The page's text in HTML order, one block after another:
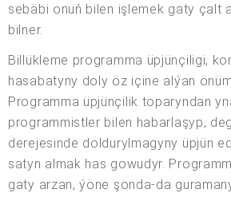
sebäbi onuň bilen işlemek gaty çalt
bilner.
Billükleme programma üpjünçiligi,
hasabatyny doly öz içine alýan
Programma üpjünçilik toparyndan
programmistler bilen habarlaşyp,
derejesinde doldurylmagyny üpjün
satyn almak has gowudyr.
gaty arzan, ýöne şonda-da